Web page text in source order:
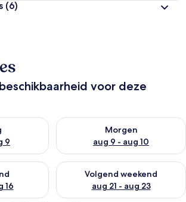
(6)
voor deze
9
controleren voor vanavond aug 8 - aug 9
Morgen
aug 9 - aug 10
De beschikbaarheid
16
controleren voor dit weekend aug 14 -
Volgend weekend
aug 21 - aug 23
De beschikbaarheid